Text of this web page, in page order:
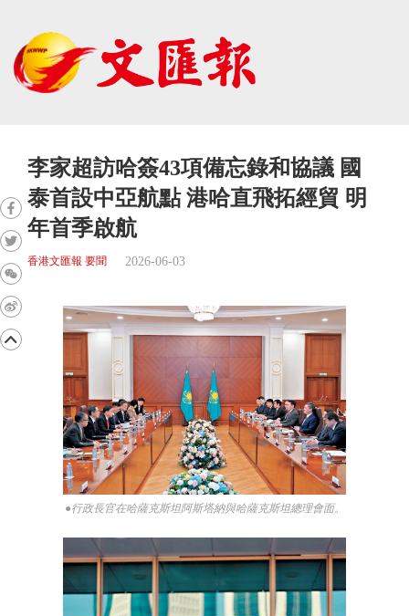
李家超訪哈簽43項備忘錄和協議 國
泰首設中亞航點 港哈直飛拓經貿 明
年首季啟航
香港文匯報 要聞 2026-06-03
●行政長官在哈薩克斯坦阿斯塔納與哈薩克斯坦總理會面。